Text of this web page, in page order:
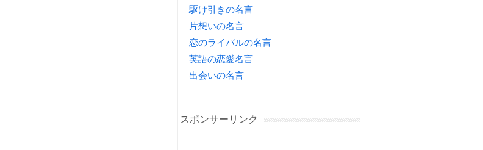
駆け引きの名言
片想いの名言
恋のライバルの名言
英語の恋愛名言
出会いの名言
スポンサーリンク